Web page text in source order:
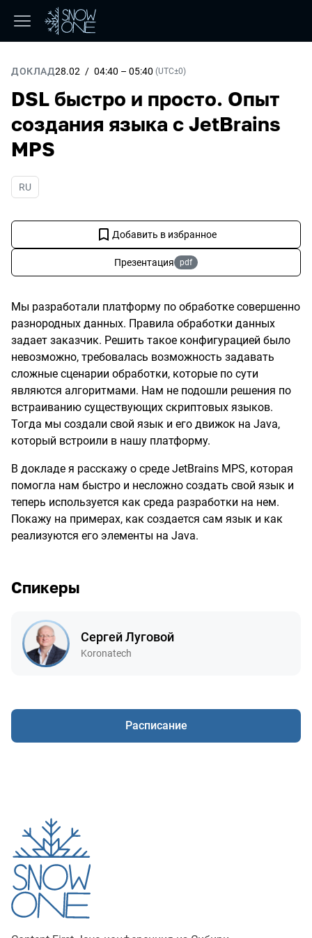
ДОКЛАДДата:
28.02 /Начало:
04:40 –Конец:
05:40 (UTC±0)
DSL быстро и просто. Опыт
создания языка c JetBrains
MPS
На русском языке
RU
Добавить в избранное
Презентация pdf
Мы разработали платформу по обработке совершенно
разнородных данных. Правила обработки данных
задает заказчик. Решить такое конфигурацией было
невозможно, требовалась возможность задавать
сложные сценарии обработки, которые по сути
являются алгоритмами. Нам не подошли решения по
встраиванию существующих скриптовых языков.
Тогда мы создали свой язык и его движок на Java,
который встроили в нашу платформу.
В докладе я расскажу о среде JetBrains MPS, которая
помогла нам быстро и несложно создать свой язык и
теперь используется как среда разработки на нем.
Покажу на примерах, как создается сам язык и как
реализуются его элементы на Java.
Спикеры
Сергей Луговой
Компания:
Koronatech
Расписание